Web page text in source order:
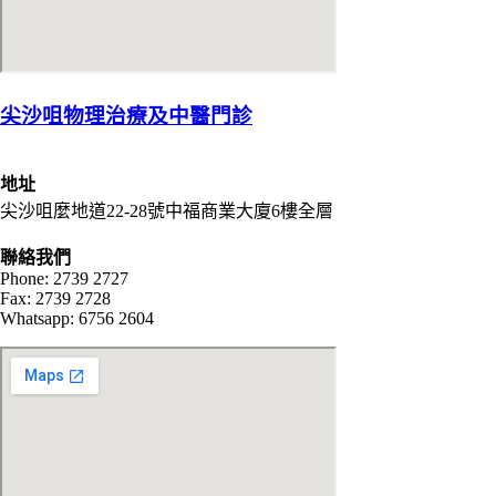
尖沙咀物理治療及中醫門診
地址
尖沙咀麼地道22-28號中福商業大廈6樓全層
聯絡我們
Phone: 2739 2727
Fax: 2739 2728
Whatsapp: 6756 2604